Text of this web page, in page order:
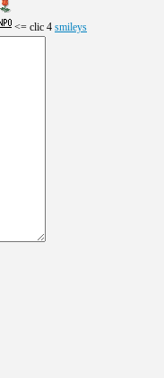
<= clic 4 smileys